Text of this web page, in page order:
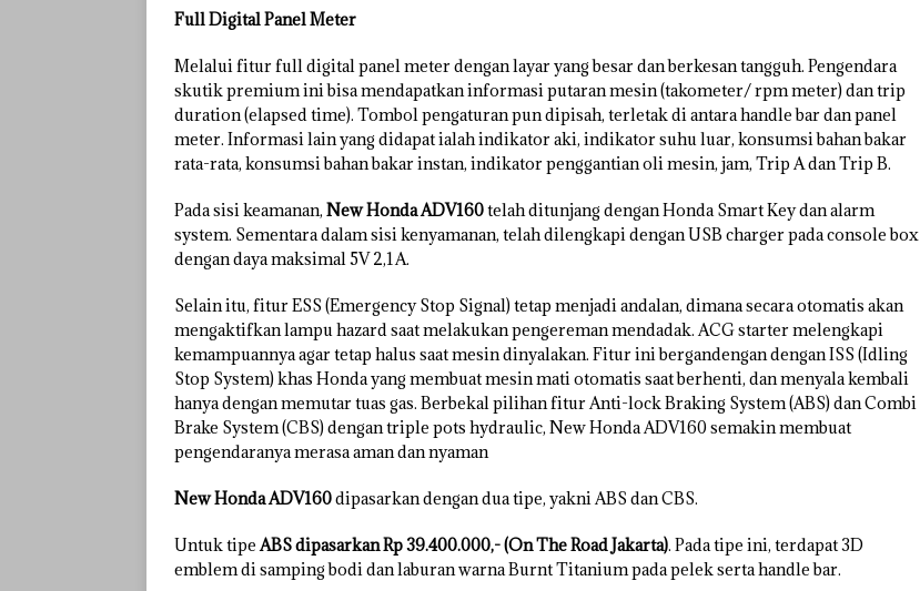
Full Digital Panel Meter
Melalui fitur full digital panel meter dengan layar yang besar dan berkesan tangguh. Pengendara
skutik premium ini bisa mendapatkan informasi putaran mesin (takometer/ rpm meter) dan trip
duration (elapsed time). Tombol pengaturan pun dipisah, terletak di antara handle bar dan panel
meter. Informasi lain yang didapat ialah indikator aki, indikator suhu luar, konsumsi bahan bakar
rata-rata, konsumsi bahan bakar instan, indikator penggantian oli mesin, jam, Trip A dan Trip B.
Pada sisi keamanan, New Honda ADV160telah ditunjang dengan Honda Smart Key dan alarm
system. Sementara dalam sisi kenyamanan, telah dilengkapi dengan USB charger pada console box
dengan daya maksimal 5V 2,1A.
Selain itu, fitur ESS (Emergency Stop Signal) tetap menjadi andalan, dimana secara otomatis akan
mengaktifkan lampu hazard saat melakukan pengereman mendadak. ACG starter melengkapi
kemampuannya agar tetap halus saat mesin dinyalakan. Fitur ini bergandengan dengan ISS (Idling
Stop System) khas Honda yang membuat mesin mati otomatis saat berhenti, dan menyala kembali
hanya dengan memutar tuas gas. Berbekal pilihan fitur Anti-lock Braking System (ABS) dan Combi
Brake System (CBS) dengan triple pots hydraulic, New Honda ADV160 semakin membuat
pengendaranya merasa aman dan nyaman
New Honda ADV160dipasarkan dengan dua tipe, yakni ABS dan CBS.
Untuk tipeABS dipasarkan Rp 39.400.000,- (On The Road Jakarta). Pada tipe ini, terdapat 3D
emblem di samping bodi dan laburan warna Burnt Titanium pada pelek serta handle bar.